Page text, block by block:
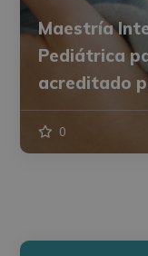
Maestría
Pediátrica
acreditado
0